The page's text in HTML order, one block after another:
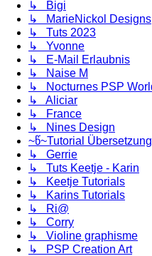
↳ Bigi
↳ MarieNickol Designs
↳ Tuts 2023
↳ Yvonne
↳ E-Mail Erlaubnis
↳ Naise M
↳ Nocturnes PSP
↳ Aliciar
↳ France
↳ Nines Design
~წ~Tutorial
↳ Gerrie
↳ Tuts Keetje - Karin
↳ Keetje Tutorials
↳ Karins Tutorials
↳ Ri@
↳ Corry
↳ Violine graphisme
↳ PSP Creation Art